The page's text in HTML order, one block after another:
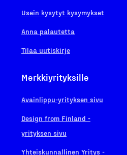
Usein kysytyt kysymykset
Anna palautetta
Tilaa uutiskirje
Merkkiyrityksille
Avainlippu-yrityksen sivu
Design from Finland -
yrityksen sivu
Yhteiskunnallinen Yritys -